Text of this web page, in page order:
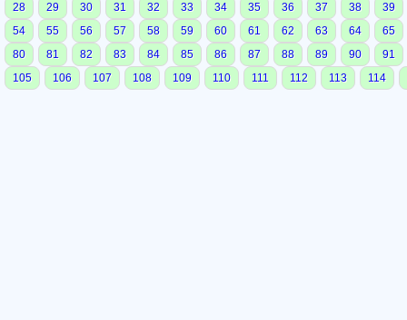
28
29 30 31 32 33 34 35 36 37 38
39
54
55 56 57 58 59 60 61 62 63 64
65
80
81 82 83 84 85 86 87 88 89 90
91
105
106 107 108 109 110 111 112 113 114